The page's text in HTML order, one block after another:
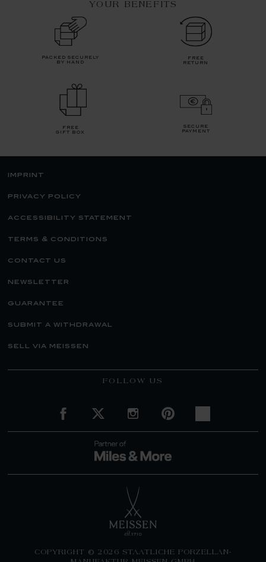
YOUR BENEFITS
packed securely
by hand
free
return
free
gift box
secure
payment
imprint
privacy policy
accessibility statement
terms & conditions
contact us
newsletter
guarantee
submit a withdrawal
sell via meissen
FOLLOW US
COPYRIGHT © 2026 STAATLICHE PORZELLAN-